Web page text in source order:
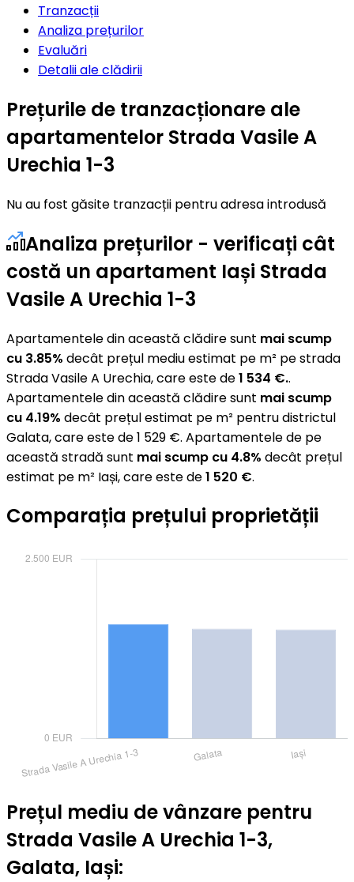
Tranzacții
Analiza prețurilor
Evaluări
Detalii ale clădirii
Prețurile de tranzacționare ale
apartamentelor Strada Vasile A
Urechia 1-3
Nu au fost găsite tranzacții pentru adresa introdusă
Analiza prețurilor - verificați cât
costă un apartament Iași Strada
Vasile A Urechia 1-3
Apartamentele din această clădire sunt mai scump
cu 3.85% decât prețul mediu estimat pe m² pe strada
Strada Vasile A Urechia, care este de1 534 €..
Apartamentele din această clădire sunt mai scump
cu 4.19% decât prețul estimat pe m² pentru districtul
Galata, care este de 1 529 €. Apartamentele de pe
această stradă sunt mai scump cu 4.8% decât prețul
estimat pe m² Iași, care este de1 520 €.
Comparația prețului proprietății
Prețul mediu de vânzare pentru
Strada Vasile A Urechia 1-3,
Galata, Iași: